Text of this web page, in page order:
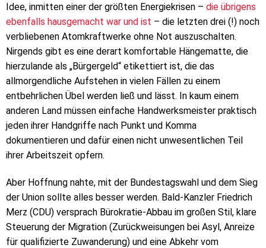
Idee, inmitten einer der größten Energiekrisen – die übrigens
ebenfalls hausgemacht war und ist – die letzten drei (!) noch
verbliebenen Atomkraftwerke ohne Not auszuschalten.
Nirgends gibt es eine derart komfortable Hängematte, die
hierzulande als „Bürgergeld“ etikettiert ist, die das
allmorgendliche Aufstehen in vielen Fällen zu einem
entbehrlichen Übel werden ließ und lässt. In kaum einem
anderen Land müssen einfache Handwerksmeister praktisch
jeden ihrer Handgriffe nach Punkt und Komma
dokumentieren und dafür einen nicht unwesentlichen Teil
ihrer Arbeitszeit opfern.
Aber Hoffnung nahte, mit der Bundestagswahl und dem Sieg
der Union sollte alles besser werden. Bald-Kanzler Friedrich
Merz (CDU) versprach Bürokratie-Abbau im großen Stil, klare
Steuerung der Migration (Zurückweisungen bei Asyl, Anreize
für qualifizierte Zuwanderung) und eine Abkehr vom